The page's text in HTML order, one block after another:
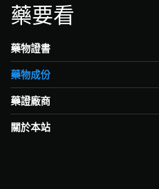
藥要看
藥物證書
藥物成份
藥證廠商
關於本站